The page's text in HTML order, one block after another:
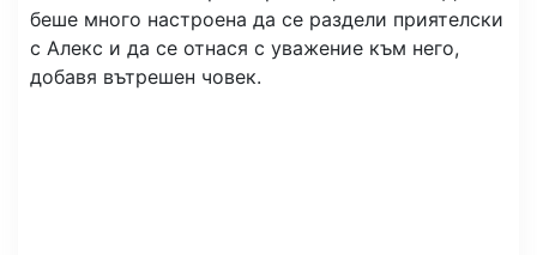
беше много настроена да се раздели приятелски
с Алекс и да се отнася с уважение към него,
добавя вътрешен човек.